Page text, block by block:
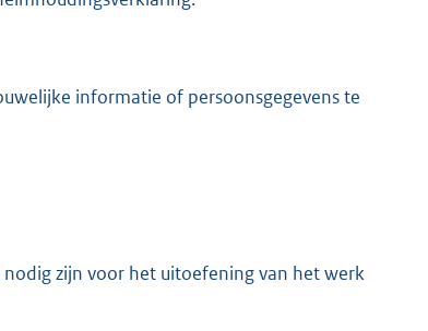
informatie of persoonsgegevens te
nodig zijn voor het uitoefening van het werk